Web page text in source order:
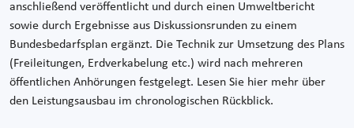
anschließend veröffentlicht und durch einen Umweltbericht
sowie durch Ergebnisse aus Diskussionsrunden zu einem
Bundesbedarfsplan ergänzt. Die Technik zur Umsetzung des Plans
(Freileitungen, Erdverkabelung etc.) wird nach mehreren
öffentlichen Anhörungen festgelegt. Lesen Sie hier mehr über
den Leistungsausbau im chronologischen Rückblick.